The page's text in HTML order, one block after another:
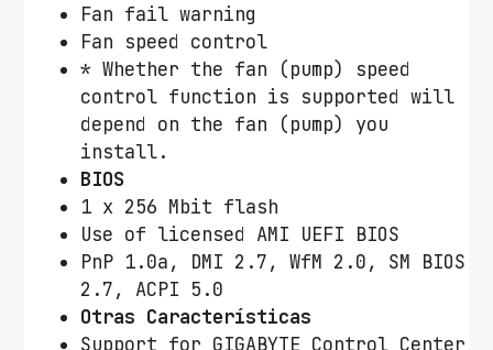
Fan fail warning
Fan speed control
* Whether the fan (pump) speed
control function is supported will
depend on the fan (pump) you
install.
BIOS
1 x 256 Mbit flash
Use of licensed AMI UEFI BIOS
PnP 1.0a, DMI 2.7, WfM 2.0, SM BIOS
2.7, ACPI 5.0
Otras Características
Support for GIGABYTE Control Center